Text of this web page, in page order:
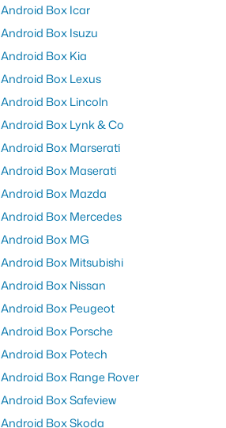
Android Box Icar
Android Box Isuzu
Android Box Kia
Android Box Lexus
Android Box Lincoln
Android Box Lynk & Co
Android Box Marserati
Android Box Maserati
Android Box Mazda
Android Box Mercedes
Android Box MG
Android Box Mitsubishi
Android Box Nissan
Android Box Peugeot
Android Box Porsche
Android Box Potech
Android Box Range Rover
Android Box Safeview
Android Box Skoda